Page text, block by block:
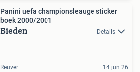
Panini uefa championsleauge sticker
boek 2000/2001
Bieden Details
Reuver 14 jun 26